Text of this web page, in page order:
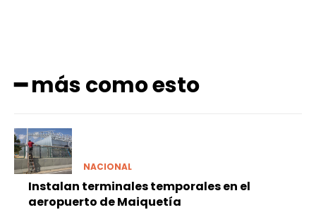
━ más como esto
NACIONAL
Instalan terminales temporales en el
aeropuerto de Maiquetía